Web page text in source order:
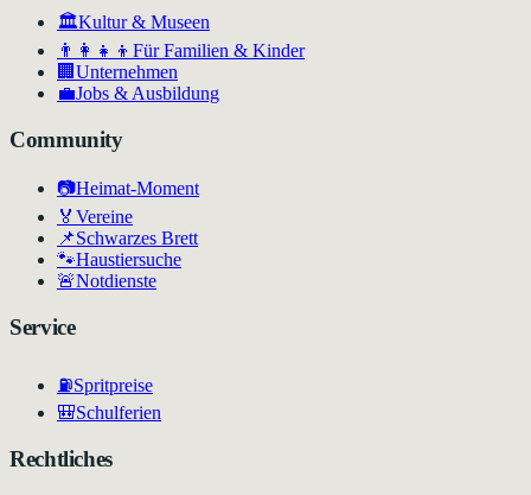
🏛Kultur & Museen
👨‍👩‍👧‍👦 Für Familien & Kinder
🏢 Unternehmen
💼Jobs & Ausbildung
Community
📷Heimat-Moment
🏅 Vereine
📌Schwarzes Brett
🐾Haustiersuche
🚨Notdienste
Service
⛽Spritpreise
🎒Schulferien
Rechtliches